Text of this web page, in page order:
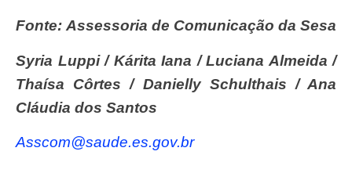
Fonte: Assessoria de Comunicação da Sesa
Syria Luppi / Kárita Iana / Luciana Almeida /
Thaísa Côrtes / Danielly Schulthais / Ana
Cláudia dos Santos
asscom@saude.es.gov.br